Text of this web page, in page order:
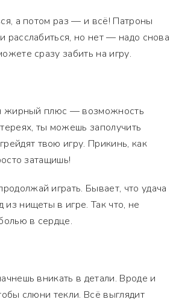
а потом раз — и всё! Патроны
расслабиться, но нет — надо снова
сразу забить на игру.
жирный плюс — возможность
ты можешь заполучить
твою игру. Прикинь, как
затащишь!
играть. Бывает, что удача
нищеты в игре. Так что, не
в сердце.
вникать в детали. Вроде и
слюни текли. Всё выглядит